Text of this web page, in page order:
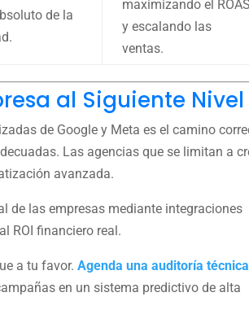
de la
maximizando el ROAS
y escalando las
ventas.
al Siguiente Nivel
de Google y Meta es el camino
Las agencias que se limitan a
avanzada.
de las empresas mediante integraciones
ROI financiero real.
a tu favor.Agenda una auditoría técnica
en un sistema predictivo de alta